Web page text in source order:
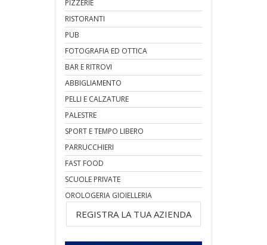
PIZZERIE
RISTORANTI
PUB
FOTOGRAFIA ED OTTICA
BAR E RITROVI
ABBIGLIAMENTO
PELLI E CALZATURE
PALESTRE
SPORT E TEMPO LIBERO
PARRUCCHIERI
FAST FOOD
SCUOLE PRIVATE
OROLOGERIA GIOIELLERIA
REGISTRA LA TUA AZIENDA